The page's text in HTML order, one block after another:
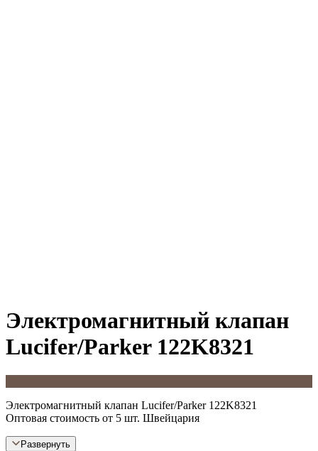
Электромагнитный клапан
Lucifer/Parker 122K8321
Электромагнитный клапан Lucifer/Parker 122K8321
Оптовая стоимость от 5 шт. Швейцария
Развернуть